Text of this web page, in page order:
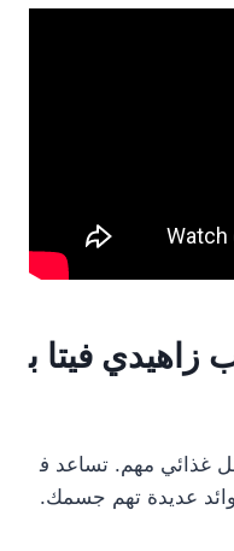
فيتا ب
غذائي مهم. تساعد ف
عديدة تهم جسمك.